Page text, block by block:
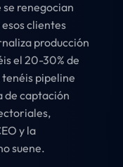
renegocian
clientes
producción
el 20-30% de
pipeline
de captación
y la
suene.